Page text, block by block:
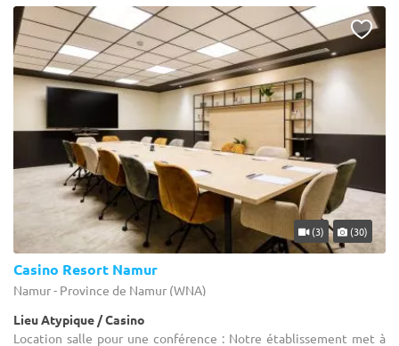
(3) (30)
Casino Resort Namur
Namur - Province de Namur (WNA)
Lieu Atypique / Casino
Location salle pour une conférence : Notre établissement met à